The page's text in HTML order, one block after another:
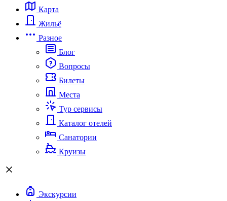
Карта
Жильё
Разное
Блог
Вопросы
Билеты
Места
Тур сервисы
Каталог отелей
Санатории
Круизы
Экскурсии